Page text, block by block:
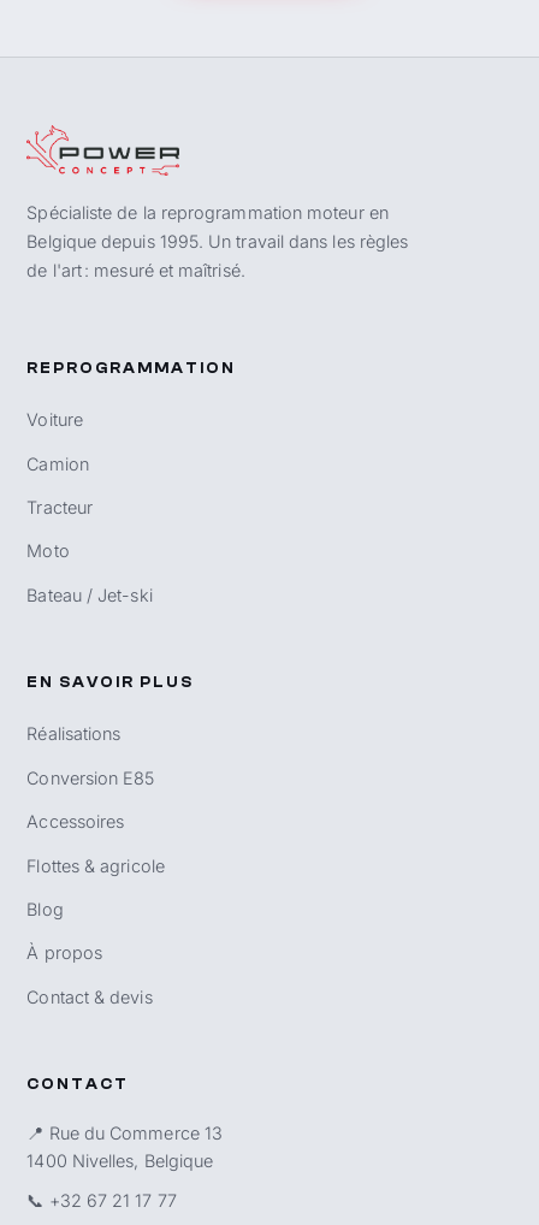
Spécialiste de la reprogrammation moteur en
Belgique depuis 1995. Un travail dans les règles
de l'art : mesuré et maîtrisé.
REPROGRAMMATION
Voiture
Camion
Tracteur
Moto
Bateau / Jet-ski
EN SAVOIR PLUS
Réalisations
Conversion E85
Accessoires
Flottes & agricole
Blog
À propos
Contact & devis
CONTACT
📍 Rue du Commerce 13
1400 Nivelles, Belgique
📞 +32 67 21 17 77